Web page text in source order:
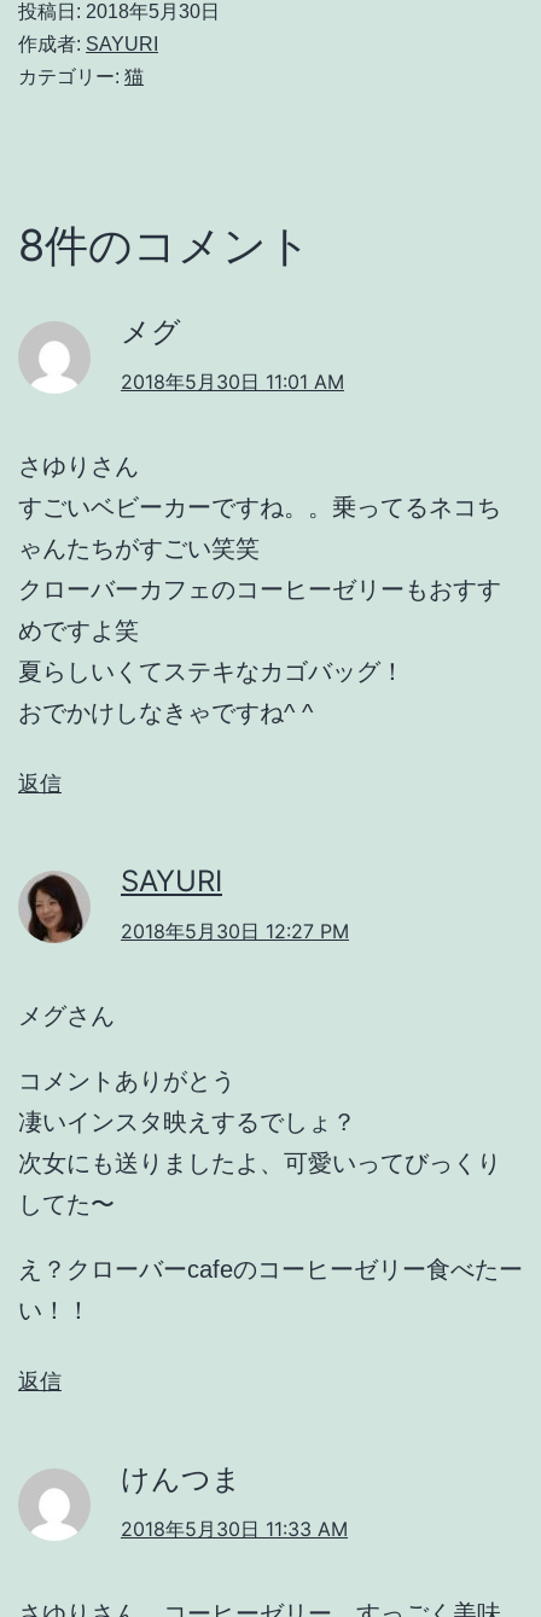
投稿日: 2018年5月30日
作成者: SAYURI
カテゴリー: 猫
8件のコメント
メグ
2018年5月30日 11:01 AM
さゆりさん
すごいベビーカーですね。。乗ってるネコち
ゃんたちがすごい笑笑
クローバーカフェのコーヒーゼリーもおすす
めですよ笑
夏らしいくてステキなカゴバッグ！
おでかけしなきゃですね^ ^
返信
SAYURI
2018年5月30日 12:27 PM
メグさん
コメントありがとう
凄いインスタ映えするでしょ？
次女にも送りましたよ、可愛いってびっくり
してた〜
え？クローバーcafeのコーヒーゼリー食べたー
い！！
返信
けんつま
2018年5月30日 11:33 AM